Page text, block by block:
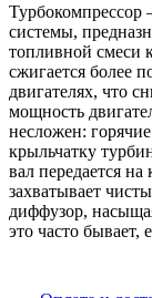
Турбокомпрессор
системы,
топливной смеси
сжигается более
двигателях, что
мощность
несложен:
крыльчатку
вал передается на
захватывает
диффузор,
это часто бывает,